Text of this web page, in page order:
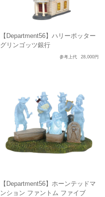
【Department56】ハリーポッター
グリンゴッツ銀行
参考上代 28,000円
【Department56】ホーンテッドマ
ンション ファントム ファイブ